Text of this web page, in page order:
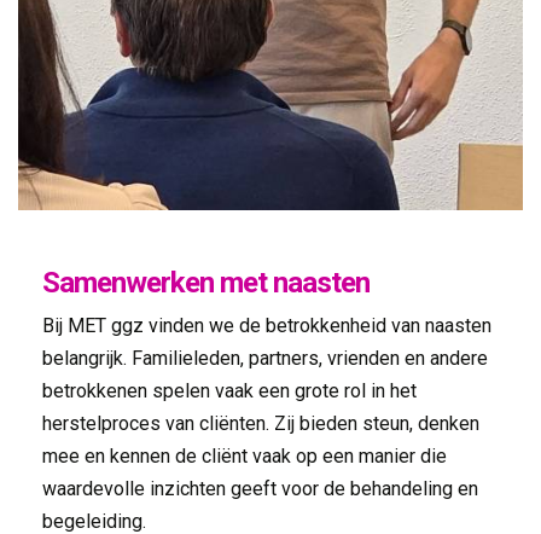
Samenwerken met naasten
Bij MET ggz vinden we de betrokkenheid van naasten
belangrijk. Familieleden, partners, vrienden en andere
betrokkenen spelen vaak een grote rol in het
herstelproces van cliënten. Zij bieden steun, denken
mee en kennen de cliënt vaak op een manier die
waardevolle inzichten geeft voor de behandeling en
begeleiding.